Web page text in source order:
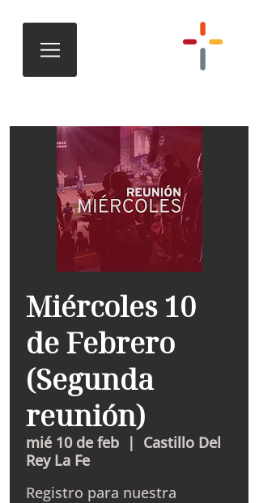
Miércoles 10
de Febrero
(Segunda
reunión)
mié 10 de feb
  |
Castillo Del
Rey La Fe
Registro para nuestra